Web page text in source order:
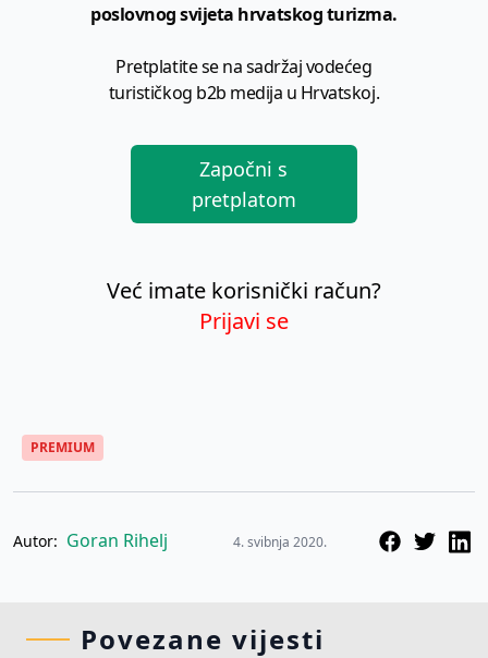
poslovnog svijeta hrvatskog turizma.
Pretplatite se na sadržaj vodećeg
turističkog b2b medija u Hrvatskoj.
Započni s
pretplatom
Već imate korisnički račun?
Prijavi se
PREMIUM
Autor: Goran Rihelj 4. svibnja 2020.
Povezane vijesti